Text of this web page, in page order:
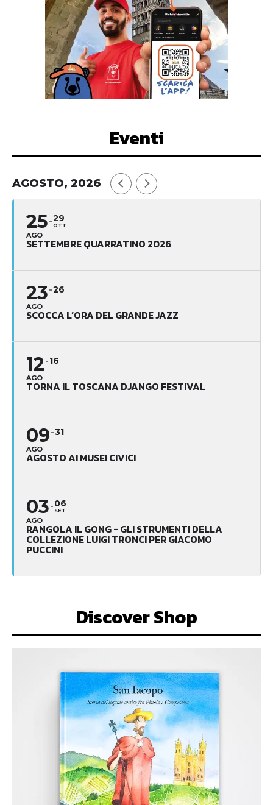
Eventi
AGOSTO, 2026
25
AGO
29
OTT
SETTEMBRE QUARRATINO 2026
23
AGO
26
SCOCCA L’ORA DEL GRANDE JAZZ
12
AGO
16
TORNA IL TOSCANA DJANGO FESTIVAL
09
AGO
31
AGOSTO AI MUSEI CIVICI
03
AGO
06
SET
RANGOLA IL GONG - GLI STRUMENTI DELLA
COLLEZIONE LUIGI TRONCI PER GIACOMO
PUCCINI
Discover Shop